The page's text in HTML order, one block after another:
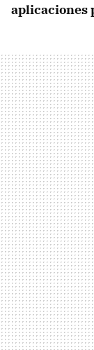
aplicaciones